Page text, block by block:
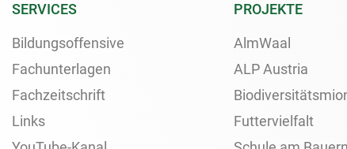
SERVICES
Bildungsoffensive
Fachunterlagen
Fachzeitschrift
Links
PROJEKTE
AlmWaal
ALP Austria
Futtervielfalt